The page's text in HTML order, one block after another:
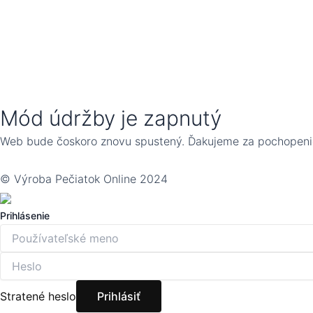
Mód údržby je zapnutý
Web bude čoskoro znovu spustený. Ďakujeme za
© Výroba Pečiatok Online 2024
Prihlásenie
Stratené heslo